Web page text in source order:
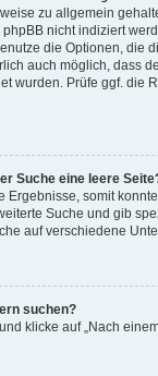
zu allgemein
nicht indiziert
die Optionen, die
auch möglich, dass
wurden. Prüfe ggf. die
Suche eine leere
Ergebnisse, somit
Suche und gib
auf verschiedene
suchen?
klicke auf „Nach